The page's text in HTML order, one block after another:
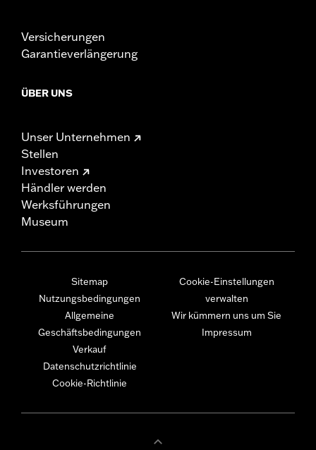
Versicherungen
Garantieverlängerung
ÜBER UNS
Unser Unternehmen
Stellen
Investoren
Händler werden
Werksführungen
Museum
Sitemap
Nutzungsbedingungen
Allgemeine
Geschäftsbedingungen
Verkauf
Datenschutzrichtlinie
Cookie-Richtlinie
Cookie-Einstellungen
verwalten
Wir kümmern uns um Sie
Impressum